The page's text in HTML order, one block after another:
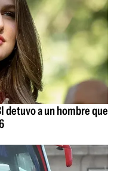
detuvo a un hombre que